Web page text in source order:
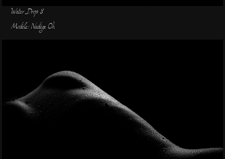
Water Drop 8
Modèle: Nadège Oh